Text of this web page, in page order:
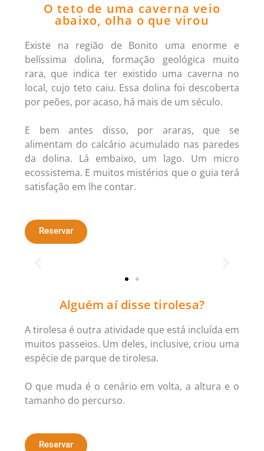
O teto de uma caverna veio
abaixo, olha o que virou
Existe na região de Bonito uma enorme e
belíssima dolina, formação geológica muito
rara, que indica ter existido uma caverna no
local, cujo teto caiu. Essa dolina foi descoberta
por peões, por acaso, há mais de um século.
E bem antes disso, por araras, que se
alimentam do calcário acumulado nas paredes
da dolina. Lá embaixo, um lago. Um micro
ecossistema. E muitos mistérios que o guia terá
satisfação em lhe contar.
Reservar
Alguém aí disse tirolesa?
A tirolesa é outra atividade que está incluída em
muitos passeios. Um deles, inclusive, criou uma
espécie de parque de tirolesa.
O que muda é o cenário em volta, a altura e o
tamanho do percurso.
Reservar